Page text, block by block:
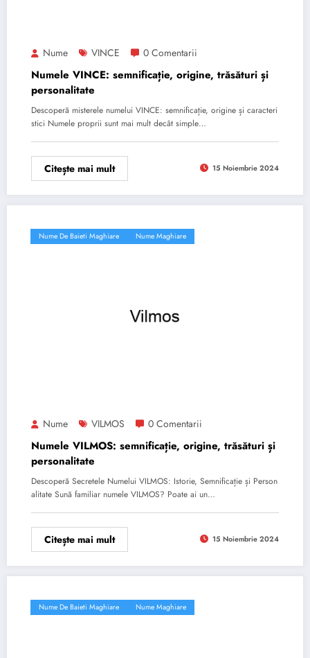
Nume VINCE 0 Comentarii
Numele VINCE: semnificație, origine, trăsături și
personalitate
Descoperă misterele numelui VINCE: semnificație, origine și caracteri
stici Numele proprii sunt mai mult decât simple…
Citește mai mult 15 Noiembrie 2024
Nume De Baieti Maghiare Nume Maghiare
Nume VILMOS 0 Comentarii
Numele VILMOS: semnificație, origine, trăsături și
personalitate
Descoperă Secretele Numelui VILMOS: Istorie, Semnificație și Person
alitate Sună familiar numele VILMOS? Poate ai un…
Citește mai mult 15 Noiembrie 2024
Nume De Baieti Maghiare Nume Maghiare